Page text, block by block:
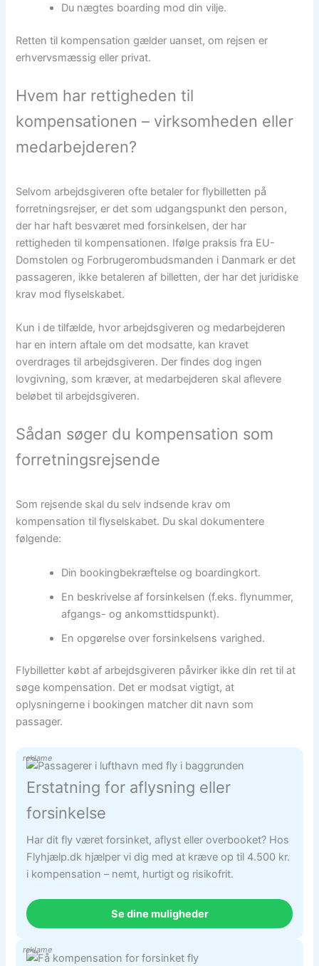
Du nægtes boarding mod din vilje.
Retten til kompensation gælder uanset, om rejsen er
erhvervsmæssig eller privat.
Hvem har rettigheden til
kompensationen – virksomheden eller
medarbejderen?
Selvom arbejdsgiveren ofte betaler for flybilletten på
forretningsrejser, er det som udgangspunkt den person,
der har haft besværet med forsinkelsen, der har
rettigheden til kompensationen. Ifølge praksis fra EU-
Domstolen og Forbrugerombudsmanden i Danmark er det
passageren, ikke betaleren af billetten, der har det juridiske
krav mod flyselskabet.
Kun i de tilfælde, hvor arbejdsgiveren og medarbejderen
har en intern aftale om det modsatte, kan kravet
overdrages til arbejdsgiveren. Der findes dog ingen
lovgivning, som kræver, at medarbejderen skal aflevere
beløbet til arbejdsgiveren.
Sådan søger du kompensation som
forretningsrejsende
Som rejsende skal du selv indsende krav om
kompensation til flyselskabet. Du skal dokumentere
følgende:
Din bookingbekræftelse og boardingkort.
En beskrivelse af forsinkelsen (f.eks. flynummer,
afgangs- og ankomsttidspunkt).
En opgørelse over forsinkelsens varighed.
Flybilletter købt af arbejdsgiveren påvirker ikke din ret til at
søge kompensation. Det er modsat vigtigt, at
oplysningerne i bookingen matcher dit navn som
passager.
reklame
Erstatning for aflysning eller
forsinkelse
Har dit fly været forsinket, aflyst eller overbooket? Hos
Flyhjælp.dk hjælper vi dig med at kræve op til 4.500 kr.
i kompensation – nemt, hurtigt og risikofrit.
Se dine muligheder
reklame